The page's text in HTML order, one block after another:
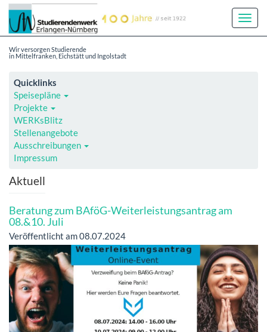
Wir versorgen Studierende
in Mittelfranken, Eichstätt und Ingolstadt
Quicklinks
Speisepläne
Projekte
WERKsBlitz
Stellenangebote
Ausschreibungen
Impressum
Aktuell
Beratung zum BAföG-Weiterleistungsantrag am
08.&10. Juli
Veröffentlicht am 08.07.2024